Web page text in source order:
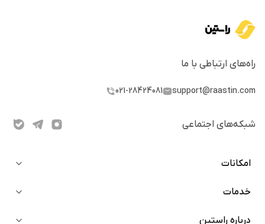
حافظه ایجنت به‌صورت پیوسته و قابل اعتماد به‌روزرسانی
معاملات خودکار صرافی بایننس بازدهی سالانه ۴۵۵٪ برای
راه‌های ارتباطی با ما
support@raastin.com
021-28424081
شبکه‌های اجتماعی
امکانات
خرید آنی
دعوت از دوستان
خدمات
درباره راستین